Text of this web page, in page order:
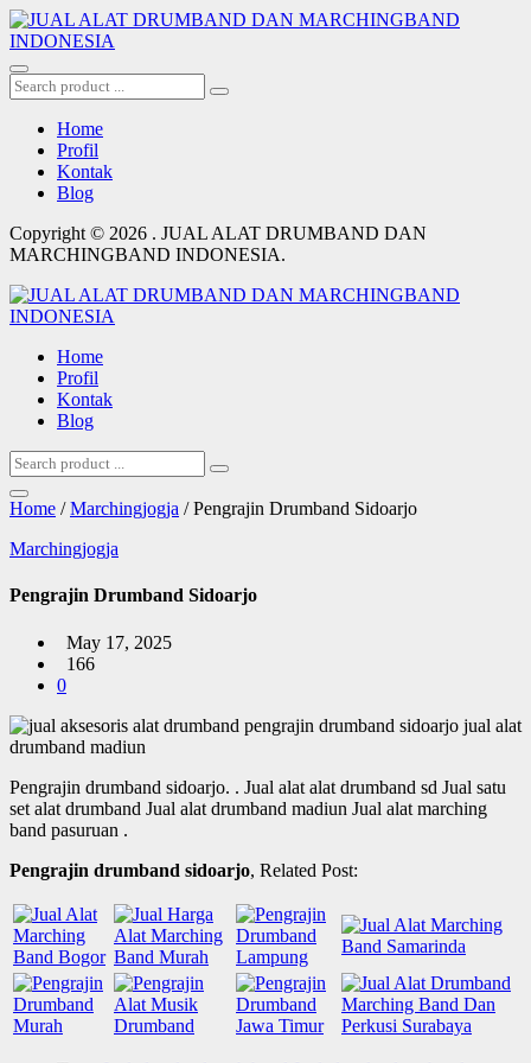
Home
Profil
Kontak
Blog
Copyright © 2026 . JUAL ALAT DRUMBAND DAN
MARCHINGBAND INDONESIA.
Home
Profil
Kontak
Blog
Home /Marchingjogja / Pengrajin Drumband Sidoarjo
Marchingjogja
Pengrajin Drumband Sidoarjo
May 17, 2025
166
0
Pengrajin drumband sidoarjo. . Jual alat alat drumband sd Jual satu
set alat drumband Jual alat drumband madiun Jual alat marching
band pasuruan .
Pengrajin drumband sidoarjo, Related Post: